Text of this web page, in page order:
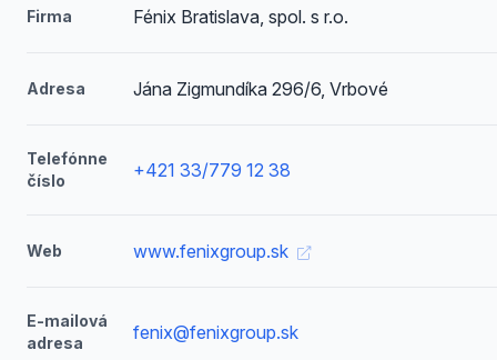
Firma Fénix Bratislava, spol. s r.o.
Adresa Jána Zigmundíka 296/6, Vrbové
Telefónne
číslo
+421 33/779 12 38
Web www.fenixgroup.sk
E-mailová
adresa
fenix@fenixgroup.sk